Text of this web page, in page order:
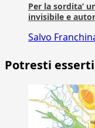
Per la sordita’
invisibile e
Salvo
Potresti